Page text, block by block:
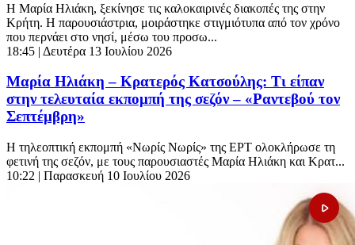
Η Μαρία Ηλιάκη, ξεκίνησε τις καλοκαιρινές διακοπές της στην
Κρήτη. Η παρουσιάστρια, μοιράστηκε στιγμιότυπα από τον χρόνο
που περνάει στο νησί, μέσω του προσω...
18:45 | Δευτέρα 13 Ιουλίου 2026
Μαρία Ηλιάκη – Κρατερός Κατσούλης: Τι είπαν
στην τελευταία εκπομπή της σεζόν – «Ραντεβού τον
Σεπτέμβρη»
Η τηλεοπτική εκπομπή «Νωρίς Νωρίς» της ΕΡΤ ολοκλήρωσε τη
φετινή της σεζόν, με τους παρουσιαστές Μαρία Ηλιάκη και Κρατ...
10:22 | Παρασκευή 10 Ιουλίου 2026